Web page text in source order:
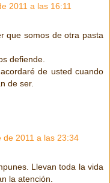
2011 a las 16:11
que somos de otra pasta
defiende.
de usted cuando
de ser.
de 2011 a las 23:34
Llevan toda la vida
la atención.